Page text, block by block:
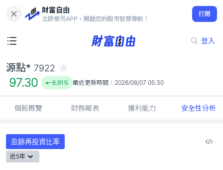
財富自由
立即使用APP，開啟您的股市智慧導航！
打開
登入
97.30
-6.91%
源點* 7922
97.30 -6.91% 最近更新時間： 2026/08/07 05:30
個股概覽 財務報表 獲利能力 安全性分析
盈餘再投資比率
近5年